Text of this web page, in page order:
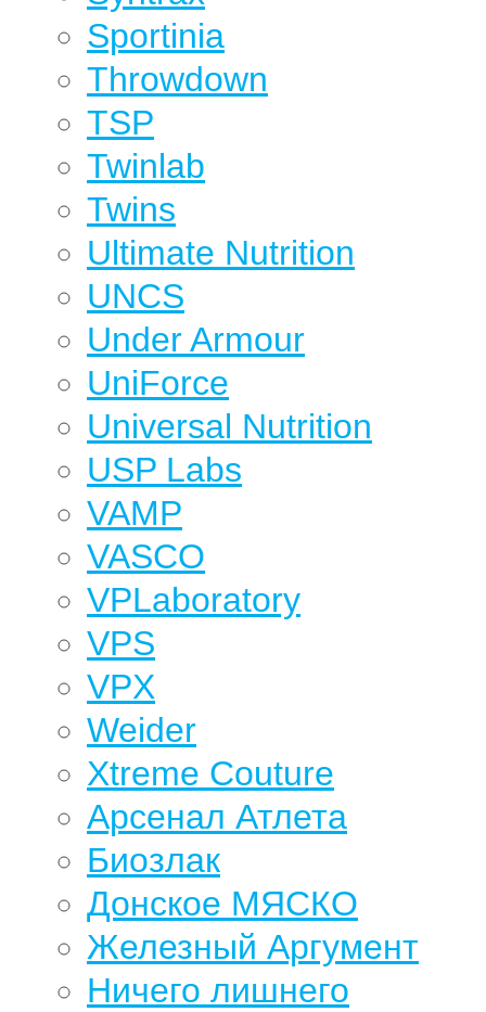
Sportinia
Throwdown
TSP
Twinlab
Twins
Ultimate Nutrition
UNCS
Under Armour
UniForce
Universal Nutrition
USP Labs
VAMP
VASCO
VPLaboratory
VPS
VPX
Weider
Xtreme Couture
Арсенал Атлета
Биозлак
Донское МЯСКО
Железный Аргумент
Ничего лишнего